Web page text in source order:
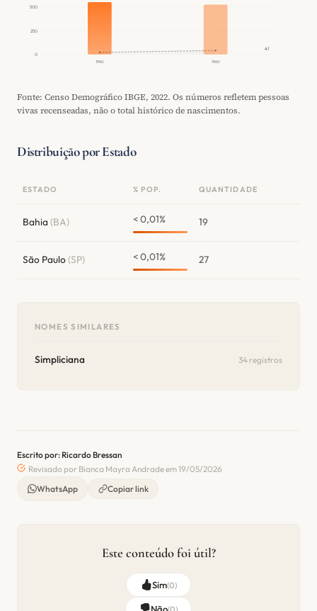
0
250
500
1940 1960
41
Fonte: Censo Demográfico IBGE, 2022. Os números refletem pessoas
vivas recenseadas, não o total histórico de nascimentos.
Distribuição por Estado
ESTADO % POP. QUANTIDADE
Bahia (BA) < 0,01% 19
São Paulo(SP) < 0,01% 27
NOMES SIMILARES
Simpliciana 34 registros
Escrito por: Ricardo Bressan
Revisado por Bianca Mayra Andrade em 19/05/2026
WhatsApp
Copiar link
Este conteúdo foi útil?
Sim(0)